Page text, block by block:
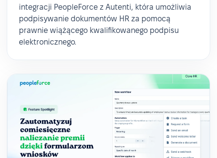
integracji PeopleForce z Autenti, która umożliwia
podpisywanie dokumentów HR za pomocą
prawnie wiążącego kwalifikowanego podpisu
elektronicznego.